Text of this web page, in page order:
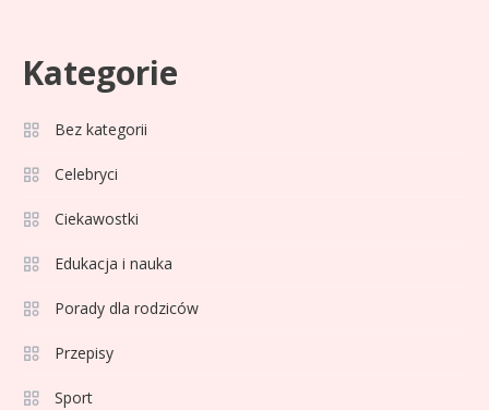
Kategorie
Bez kategorii
Celebryci
Ciekawostki
Edukacja i nauka
Porady dla rodziców
Przepisy
Sport
3 Sport
formy i statystyk
4
La Liga rankingi: Tabela,